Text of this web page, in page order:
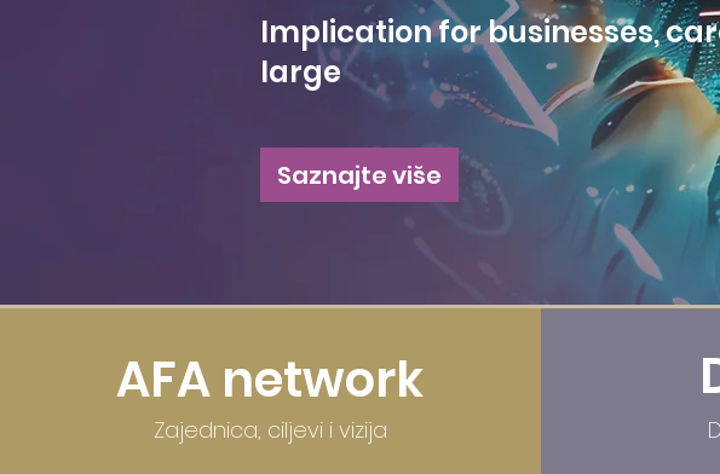
Implication for businesses,
large
Saznajte više
AFA network
Zajednica, ciljevi i vizija